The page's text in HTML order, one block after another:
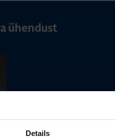
Details
ühendust